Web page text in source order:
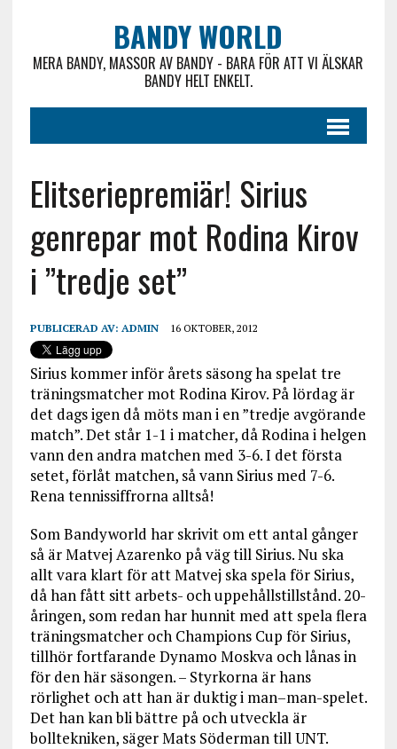
BANDY WORLD
MERA BANDY, MASSOR AV BANDY - BARA FÖR ATT VI ÄLSKAR
BANDY HELT ENKELT.
Elitseriepremiär! Sirius
genrepar mot Rodina Kirov
i ”tredje set”
PUBLICERAD AV: ADMIN 16 OKTOBER, 2012
Sirius kommer inför årets säsong ha spelat tre
träningsmatcher mot Rodina Kirov. På lördag är
det dags igen då möts man i en ”tredje avgörande
match”. Det står 1-1 i matcher, då Rodina i helgen
vann den andra matchen med 3-6. I det första
setet, förlåt matchen, så vann Sirius med 7-6.
Rena tennissiffrorna alltså!
Som Bandyworld har skrivit om ett antal gånger
så är Matvej Azarenko på väg till Sirius. Nu ska
allt vara klart för att Matvej ska spela för Sirius,
då han fått sitt arbets- och uppehållstillstånd. 20-
åringen, som redan har hunnit med att spela flera
träningsmatcher och Champions Cup för Sirius,
tillhör fortfarande Dynamo Moskva och lånas in
för den här säsongen. – Styrkorna är hans
rörlighet och att han är duktig i man–man-spelet.
Det han kan bli bättre på och utveckla är
bolltekniken, säger Mats Söderman till UNT.